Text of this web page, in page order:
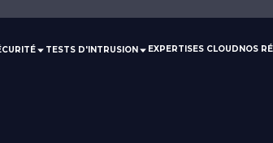
TESTS D'INTRUSION EXPERTISES CLOUDNOS